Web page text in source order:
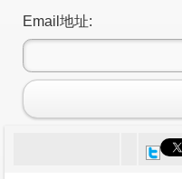
Email地址: